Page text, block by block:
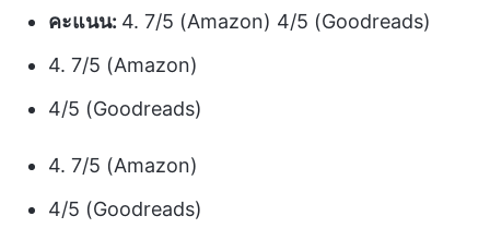
คะแนน: 4. 7/5 (Amazon) 4/5 (Goodreads)
4. 7/5 (Amazon)
4/5 (Goodreads)
4. 7/5 (Amazon)
4/5 (Goodreads)